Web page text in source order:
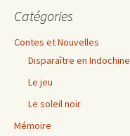
Catégories
Contes et Nouvelles
Disparaître en Indochine
Le jeu
Le soleil noir
Mémoire